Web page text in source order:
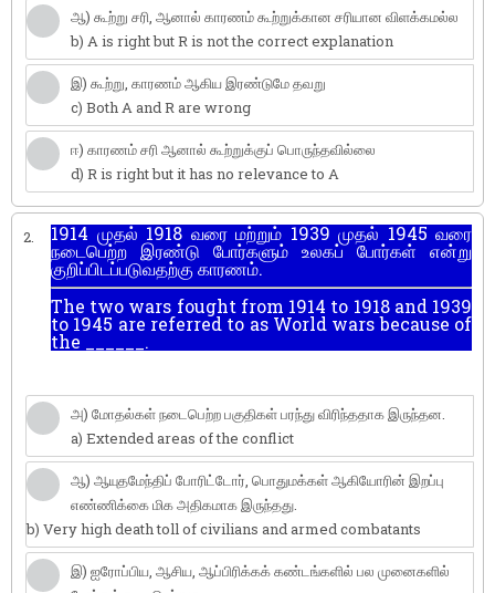
ஆ) கூற்று சரி, ஆனால் காரணம் கூற்றுக்கான சரியான விளக்கமல்ல
b) A is right but R is not the correct explanation
இ) கூற்று, காரணம் ஆகிய இரண்டுமே தவறு
c) Both A and R are wrong
ஈ) காரணம் சரி ஆனால் கூற்றுக்குப் பொருந்தவில்லை
d) R is right but it has no relevance to A
2. 1914 முதல் 1918 வரை மற்றும் 1939 முதல் 1945 வரை
நடைபெற்ற இரண்டு போர்களும் உலகப் போர்கள் என்று
குறிப்பிடப்படுவதற்கு காரணம்.
The two wars fought from 1914 to 1918 and 1939
to 1945 are referred to as World wars because of
the ______.
அ) மோதல்கள் நடைபெற்ற பகுதிகள் பரந்து விரிந்ததாக இருந்தன.
a) Extended areas of the conflict
ஆ) ஆயுதமேந்திப் போரிட்டோர், பொதுமக்கள் ஆகியோரின் இறப்பு
எண்ணிக்கை மிக அதிகமாக இருந்தது.
b) Very high death toll of civilians and armed combatants
இ) ஐரோப்பிய, ஆசிய, ஆப்பிரிக்கக் கண்டங்களில் பல முனைகளில்